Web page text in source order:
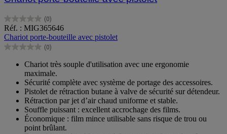
(0)
0.0
sur
5
étoiles.
Réf. : MIG365646
Chariot porte-bouteille avec pistolet
(0)
0.0
étoiles.
Chariot très souple d'utilisation avec une ergonomie
maximale.
Sécurité complète avec système de portage des accessoires.
Pistolet de rétraction butane à valve de sécurité sur détendeur.
Rétraction par jet d’air chaud uniforme et stable.
Souffle puissant : excellent accrochage des films.
Économique : film mince utilisable sans risque de trou ou
point brûlant.